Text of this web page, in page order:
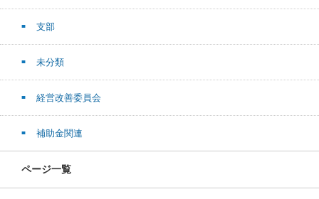
支部
未分類
経営改善委員会
補助金関連
ページ一覧